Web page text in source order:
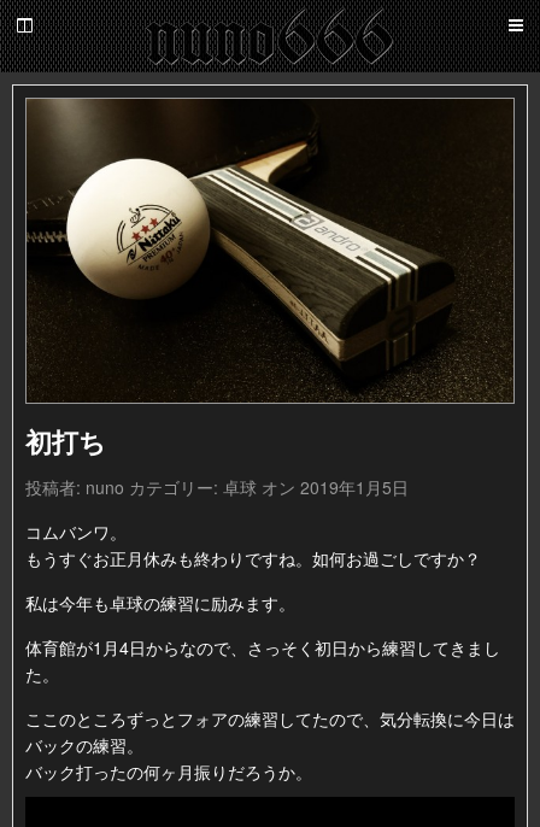
nuno666
百
鬼
夜
初打ち
投稿者: nuno カテゴリー: 卓球 オン 2019年1月5日
コムバンワ。
もうすぐお正月休みも終わりですね。如何お過ごしですか？
私は今年も卓球の練習に励みます。
体育館が1月4日からなので、さっそく初日から練習してきまし
た。
ここのところずっとフォアの練習してたので、気分転換に今日は
バックの練習。
バック打ったの何ヶ月振りだろうか。